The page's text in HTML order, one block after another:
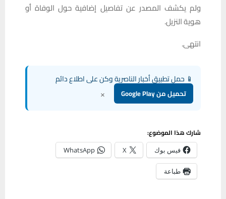
ولم يكشف المصدر عن تفاصيل إضافية حول الوفاة أو
هوية النزيل.
انتهى.
📱 حمل تطبيق أخبار الناصرية وكن على اطلاع دائم
تحميل من Google Play ×
شارك هذا الموضوع:
فيس بوك X
WhatsApp
طباعة